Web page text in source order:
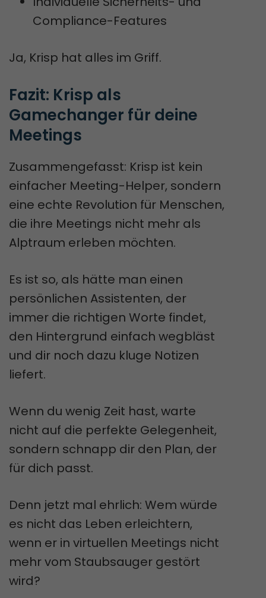
Compliance-Features
Ja, Krisp hat alles im Griff.
Fazit: Krisp als
Gamechanger für deine
Meetings
Zusammengefasst: Krisp ist kein
einfacher Meeting-Helper, sondern
eine echte Revolution für Menschen,
die ihre Meetings nicht mehr als
Alptraum erleben möchten.
Es ist so, als hätte man einen
persönlichen Assistenten, der
immer die richtigen Worte findet,
den Hintergrund einfach wegbläst
und dir noch dazu kluge Notizen
liefert.
Wenn du wenig Zeit hast, warte
nicht auf die perfekte Gelegenheit,
sondern schnapp dir den Plan, der
für dich passt.
Denn jetzt mal ehrlich: Wem würde
es nicht das Leben erleichtern,
wenn er in virtuellen Meetings nicht
mehr vom Staubsauger gestört
wird?